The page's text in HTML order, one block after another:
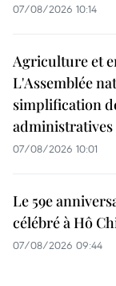
07/08/2026 10:14
Agriculture et
L'Assemblée
simplification
administratives
07/08/2026 10:01
Le 59e
célébré à Hô
07/08/2026 09:44